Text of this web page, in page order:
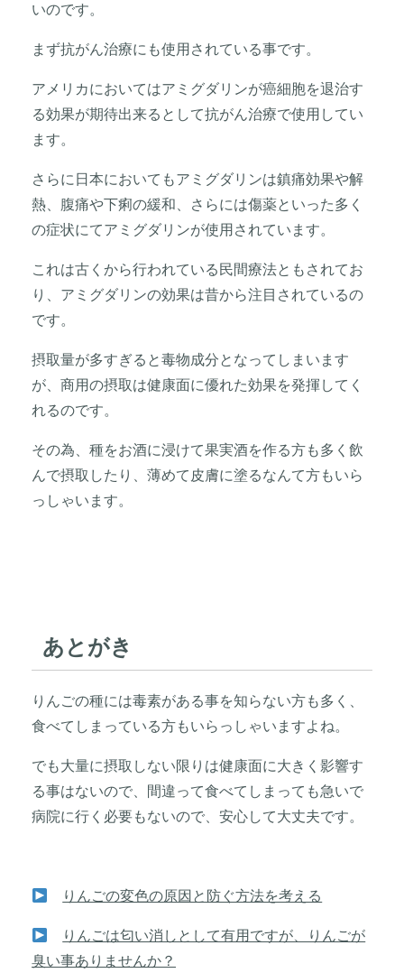
いのです。
まず抗がん治療にも使用されている事です。
アメリカにおいてはアミグダリンが癌細胞を退治す
る効果が期待出来るとして抗がん治療で使用してい
ます。
さらに日本においてもアミグダリンは鎮痛効果や解
熱、腹痛や下痢の緩和、さらには傷薬といった多く
の症状にてアミグダリンが使用されています。
これは古くから行われている民間療法ともされてお
り、アミグダリンの効果は昔から注目されているの
です。
摂取量が多すぎると毒物成分となってしまいます
が、商用の摂取は健康面に優れた効果を発揮してく
れるのです。
その為、種をお酒に浸けて果実酒を作る方も多く飲
んで摂取したり、薄めて皮膚に塗るなんて方もいら
っしゃいます。
あとがき
りんごの種には毒素がある事を知らない方も多く、
食べてしまっている方もいらっしゃいますよね。
でも大量に摂取しない限りは健康面に大きく影響す
る事はないので、間違って食べてしまっても急いで
病院に行く必要もないので、安心して大丈夫です。
りんごの変色の原因と防ぐ方法を考える
りんごは匂い消しとして有用ですが、りんごが
臭い事ありませんか？